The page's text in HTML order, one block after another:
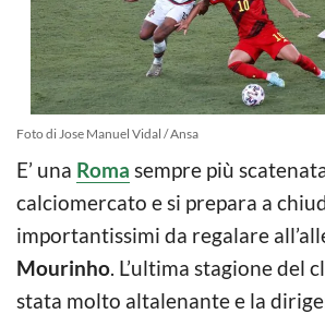
Foto di Jose Manuel Vidal / Ansa
E’ una Roma sempre più
calciomercato e si prepara a
importantissimi da regalare
Mourinho. L’ultima stagione del
stata molto altalenante e la